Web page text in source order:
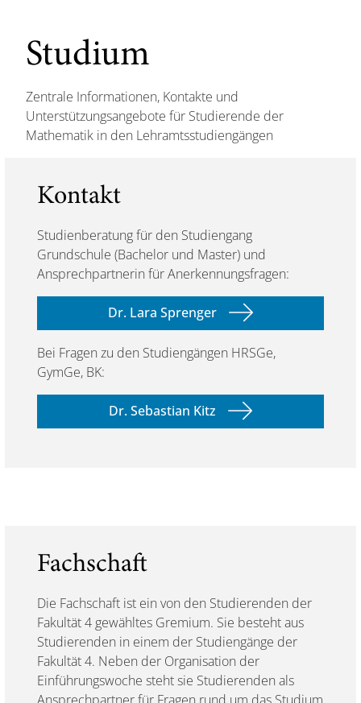
Studium
Zentrale Informationen, Kontakte und
Unterstützungsangebote für Studierende der
Mathematik in den Lehramtsstudiengängen
Kontakt
Studienberatung für den Studiengang
Grundschule (Bachelor und Master) und
Ansprechpartnerin für Anerkennungsfragen:
Dr. Lara Sprenger
Bei Fragen zu den Studiengängen HRSGe,
GymGe, BK:
Dr. Sebastian Kitz
Fachschaft
Die Fachschaft ist ein von den Studierenden der
Fakultät 4 gewähltes Gremium. Sie besteht aus
Studierenden in einem der Studiengänge der
Fakultät 4. Neben der Organisation der
Einführungswoche steht sie Studierenden als